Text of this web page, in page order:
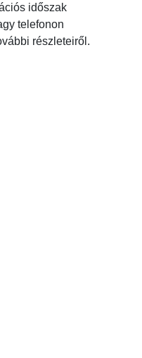
időszak
telefonon
részleteiről.